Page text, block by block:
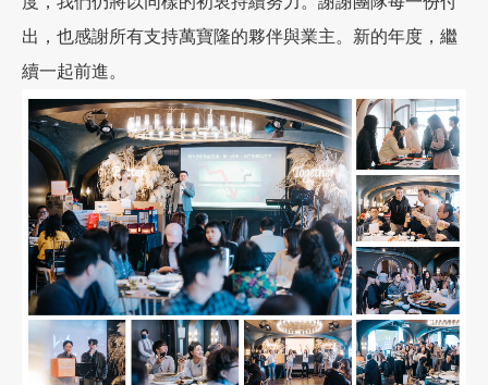
出，也感謝所有支持萬寶隆的夥伴與業主。新的年度，繼
續一起前進。